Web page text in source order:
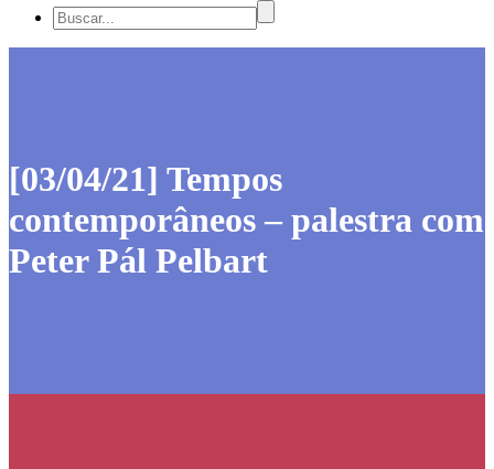
[03/04/21] Tempos
contemporâneos – palestra com
Peter Pál Pelbart